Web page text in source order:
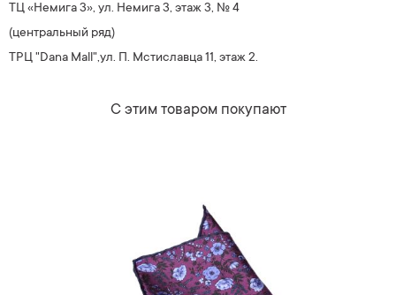
ТЦ «Немига 3», ул. Немига 3, этаж 3, № 4
(центральный ряд)
ТРЦ "Dana Mall",ул. П. Мстиславца 11, этаж 2.
С этим товаром покупают